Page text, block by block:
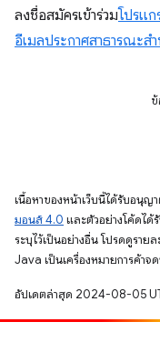
ลงชื่อสมัครเข้าร่วมโปรแก
อีเมลประกาศสาธารณะ
เนื้อหาของหน้าเว็บนี้ได้รับอนุญ
มอนส์ 4.0 และตัวอย่างโค้ดได้
ระบุไว้เป็นอย่างอื่น โปรดดูราย
Java เป็นเครื่องหมายการค้า
อัปเดตล่าสุด 2024-08-05